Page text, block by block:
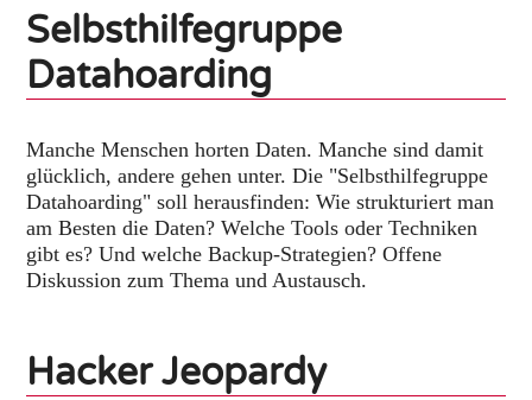
Selbsthilfegruppe
Datahoarding
Manche Menschen horten Daten. Manche sind damit
glücklich, andere gehen unter. Die "Selbsthilfegruppe
Datahoarding" soll herausfinden: Wie strukturiert man
am Besten die Daten? Welche Tools oder Techniken
gibt es? Und welche Backup-Strategien? Offene
Diskussion zum Thema und Austausch.
Hacker Jeopardy